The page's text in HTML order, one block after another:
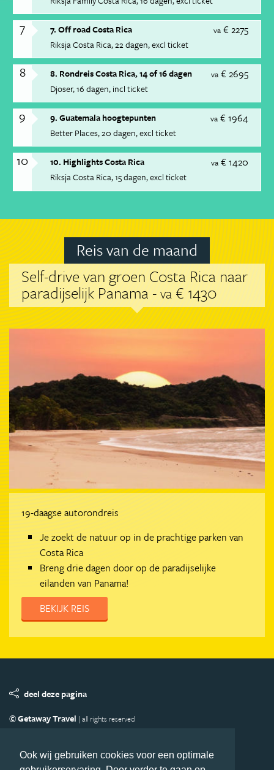
Ook wij gebruiken cookies voor een optimale
7 va € 2275
7. Off road Costa Rica
Riksja Costa Rica 22 dagen excl ticket
8 va € 2695
8. Rondreis Costa Rica, 14 of 16 dagen
Djoser 16 dagen incl ticket
9 va € 1964
9. Guatemala hoogtepunten
Better Places 20 dagen excl ticket
10 va € 1420
10. Highlights Costa Rica
Riksja Costa Rica 15 dagen excl ticket
Reis van de maand
Self-drive van groen Costa Rica naar
paradijselijk Panama -va € 1430
19-daagse autorondreis
Je zoekt de natuur op in de prachtige parken van
Costa Rica
Breng drie dagen door op de paradijselijke
eilanden van Panama!
BEKIJK REIS
deel deze pagina
© Getaway Travel | all rights reserved
Copyright
Privacy statement Disclaimer
Cookies